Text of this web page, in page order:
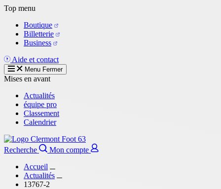
Aller
contenu
principal
Top menu
Boutique
Billetterie
Business
Aide et contact
Menu Fermer
Mises en avant
Actualités
équipe pro
Classement
Calendrier
Recherche
Mon compte
Accueil
Actualités
13767-2